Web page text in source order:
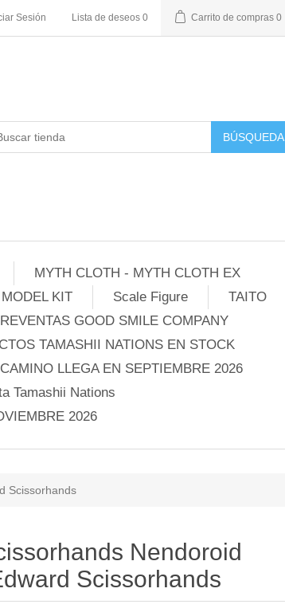
Sesión Lista de deseos 0 Carrito de compras 0
BÚSQUEDA
MYTH CLOTH - MYTH CLOTH EX
MODEL KIT Scale Figure
TAITO
GOOD SMILE COMPANY
TAMASHII NATIONS EN STOCK
LLEGA EN SEPTIEMBRE 2026
Tamashii Nations
2026
Scissorhands
Nendoroid
Scissorhands